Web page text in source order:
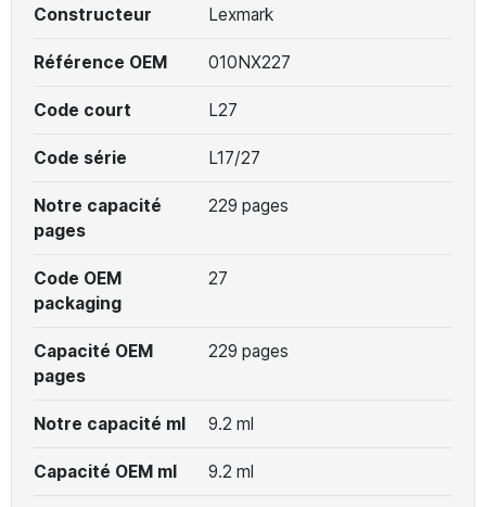
Constructeur Lexmark
Référence OEM 010NX227
Code court L27
Code série L17/27
Notre capacité
pages
229 pages
Code OEM
packaging
27
Capacité OEM
pages
229 pages
Notre capacité ml 9.2 ml
Capacité OEM ml 9.2 ml